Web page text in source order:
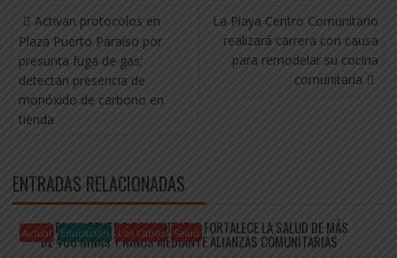
b
o
o
k
s
A
p
p
e
n
er
l p
ar
ti
NAVEGACIÓN
DE
ENTRADAS
Activan protocolos en
Plaza Puerto Paraíso por
presunta fuga de gas;
detectan presencia de
monóxido de carbono en
tienda
La Playa Centro Comunitario
realizará carrera con causa
para remodelar su cocina
comunitaria
ENTRADAS RELACIONADAS
Actual Educación Los Cabos Salud
LA PLAYA CENTRO COMUNITARIO FORTALECE LA SALUD DE MÁS
DE 400 NIÑAS Y NIÑOS MEDIANTE ALIANZAS COMUNITARIAS